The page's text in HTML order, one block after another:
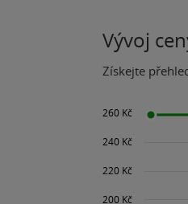
Vývoj
Získejte